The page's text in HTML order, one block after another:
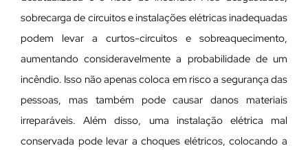
sobrecarga de circuitos e instalações elétricas inadequadas
podem levar a curtos-circuitos e sobreaquecimento,
aumentando consideravelmente a probabilidade de um
incêndio. Isso não apenas coloca em risco a segurança das
pessoas, mas também pode causar danos materiais
irreparáveis. Além disso, uma instalação elétrica mal
conservada pode levar a choques elétricos, colocando a